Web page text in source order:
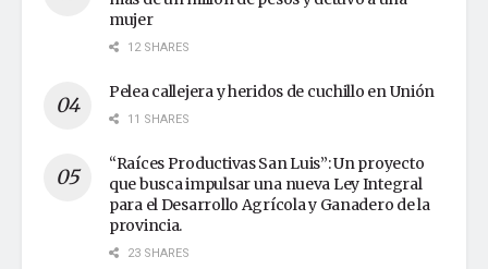
mujer
12 SHARES
Pelea callejera y heridos de cuchillo en Unión
11 SHARES
“Raíces Productivas San Luis”: Un proyecto
que busca impulsar una nueva Ley Integral
para el Desarrollo Agrícola y Ganadero de la
provincia.
23 SHARES